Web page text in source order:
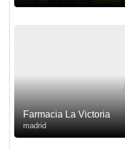
Farmacia La Victoria
madrid